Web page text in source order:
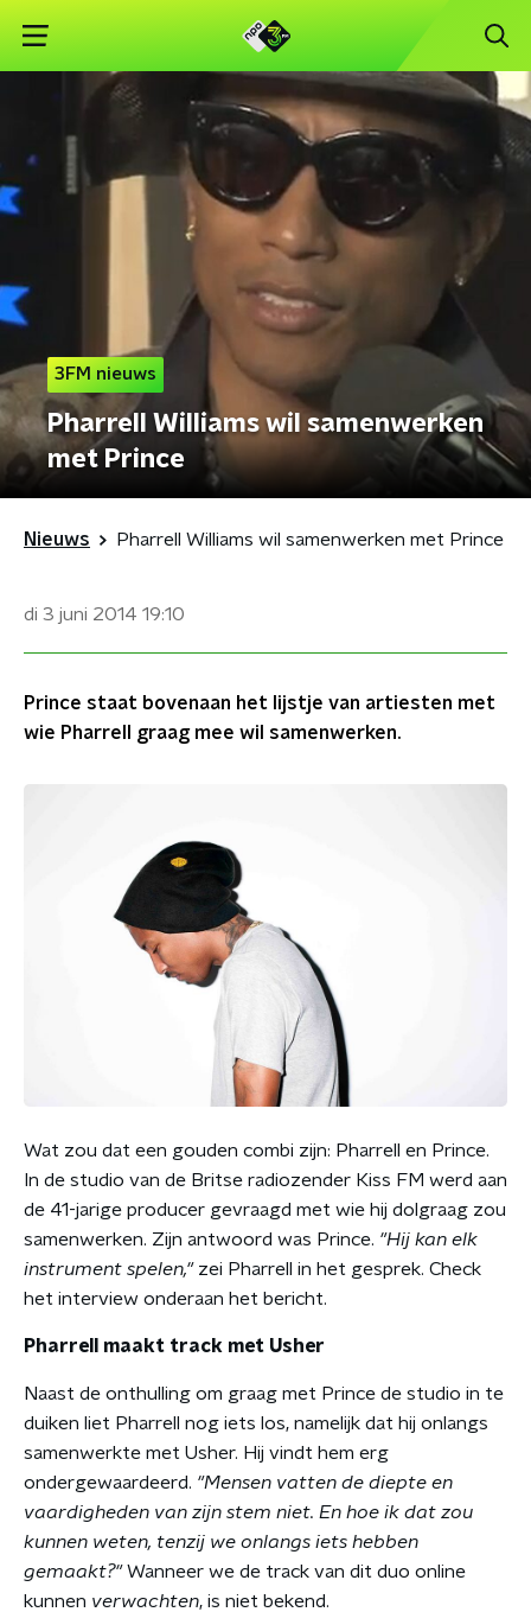
3FM nieuws
Pharrell Williams wil samenwerken
met Prince
Nieuws Pharrell Williams wil samenwerken met Prince
di 3 juni 2014 19:10
Prince staat bovenaan het lijstje van artiesten met
wie Pharrell graag mee wil samenwerken.
Wat zou dat een gouden combi zijn: Pharrell en Prince.
In de studio van de Britse radiozender Kiss FM werd aan
de 41-jarige producer gevraagd met wie hij dolgraag zou
samenwerken. Zijn antwoord was Prince. "Hij kan elk
instrument spelen,"zei Pharrell in het gesprek. Check
het interview onderaan het bericht.
Pharrell maakt track met Usher
Naast de onthulling om graag met Prince de studio in te
duiken liet Pharrell nog iets los, namelijk dat hij onlangs
samenwerkte met Usher. Hij vindt hem erg
ondergewaardeerd. "Mensen vatten de diepte en
vaardigheden van zijn stem niet. En hoe ik dat zou
kunnen weten, tenzij we onlangs iets hebben
gemaakt?"Wanneer we de track van dit duo online
kunnen verwachten, is niet bekend.